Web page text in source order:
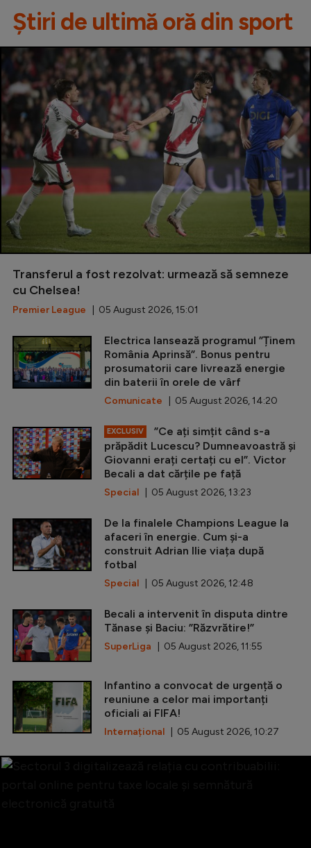
Știri de ultimă oră din sport
Transferul a fost rezolvat: urmează să semneze
cu Chelsea!
Premier League | 05 August 2026, 15:01
Electrica lansează programul ”Ținem
România Aprinsă”. Bonus pentru
prosumatorii care livrează energie
din baterii în orele de vârf
Comunicate | 05 August 2026, 14:20
EXCLUSIV
”Ce ați simțit când s-a
prăpădit Lucescu? Dumneavoastră și
Giovanni erați certați cu el”. Victor
Becali a dat cărțile pe față
Special | 05 August 2026, 13:23
De la finalele Champions League la
afaceri în energie. Cum și-a
construit Adrian Ilie viața după
fotbal
Special | 05 August 2026, 12:48
Becali a intervenit în disputa dintre
Tănase și Baciu: ”Răzvrătire!”
SuperLiga | 05 August 2026, 11:55
Infantino a convocat de urgență o
reuniune a celor mai importanți
oficiali ai FIFA!
Internațional | 05 August 2026, 10:27